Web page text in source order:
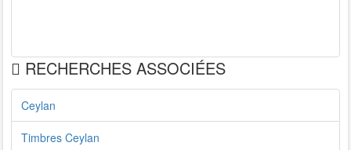
RECHERCHES ASSOCIÉES
Ceylan
Timbres Ceylan